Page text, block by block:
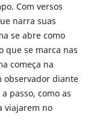
Com versos
narra suas
se abre como
que se marca nas
começa na
observador diante
passo, como as
viajarem no